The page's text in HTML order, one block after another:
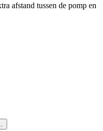
afstand tussen de pomp en